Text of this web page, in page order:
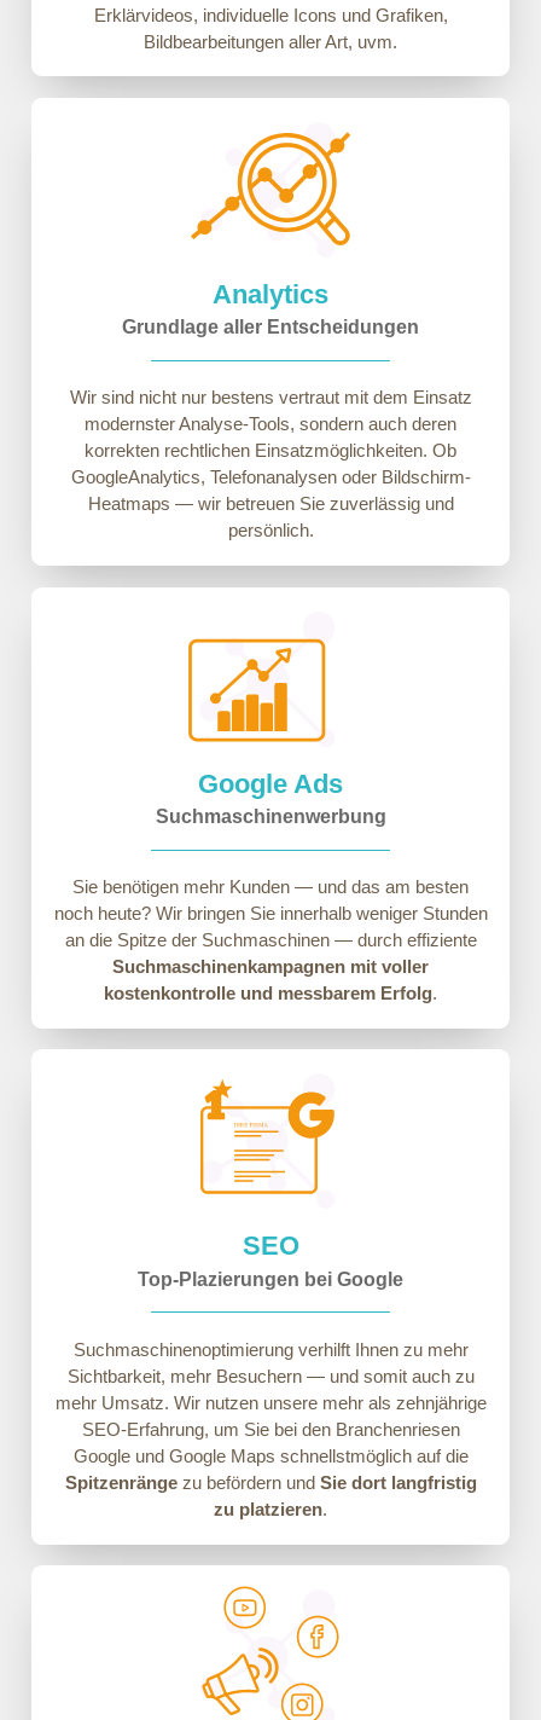
Erklärvideos, individuelle Icons und Grafiken,
Bildbearbeitungen aller Art, uvm.
Analytics
Grundlage aller Entscheidungen
Wir sind nicht nur bestens vertraut mit dem Einsatz
modernster Analyse-Tools, sondern auch deren
korrekten rechtlichen Einsatzmöglichkeiten. Ob
GoogleAnalytics, Telefonanalysen oder Bildschirm-
Heatmaps — wir betreuen Sie zuverlässig und
persönlich.
Google Ads
Suchmaschinenwerbung
Sie benötigen mehr Kunden — und das am besten
noch heute? Wir bringen Sie innerhalb weniger Stunden
an die Spitze der Suchmaschinen — durch effiziente
Suchmaschinenkampagnen mit voller
kostenkontrolle und messbarem Erfolg.
SEO
Top-Plazierungen bei Google
Suchmaschinenoptimierung verhilft Ihnen zu mehr
Sichtbarkeit, mehr Besuchern — und somit auch zu
mehr Umsatz. Wir nutzen unsere mehr als zehnjährige
SEO-Erfahrung, um Sie bei den Branchenriesen
Google und Google Maps schnellstmöglich auf die
Spitzenrängezu befördern und Sie dort langfristig
zu platzieren.